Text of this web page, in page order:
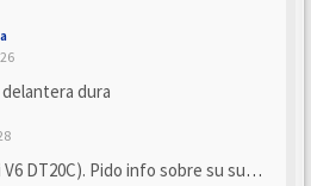
dura
DT20C). Pido info sobre su sustitución